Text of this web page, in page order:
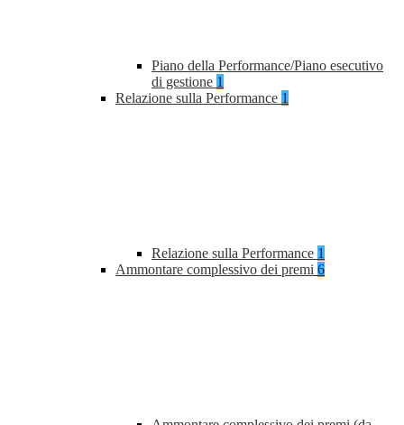
Piano della Performance/Piano esecutivo
di gestione 1
Relazione sulla Performance 1
Relazione sulla Performance 1
Ammontare complessivo dei premi 6